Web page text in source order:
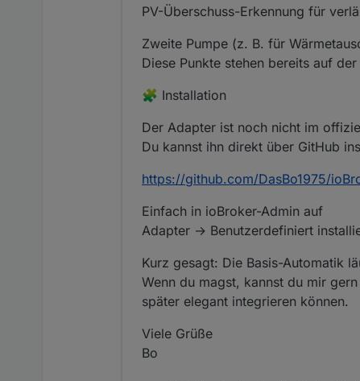
PV-Überschuss-Erkennung für
Zweite Pumpe (z. B. für
Diese Punkte stehen bereits auf
🧩 Installation
Der Adapter ist noch nicht im
Du kannst ihn direkt über GitHub
https://github.com/DasBo1975/
Einfach in ioBroker-Admin auf
Adapter → Benutzerdefiniert
Kurz gesagt: Die Basis-Automatik
Wenn du magst, kannst du mir
später elegant integrieren können.
Viele Grüße
Bo